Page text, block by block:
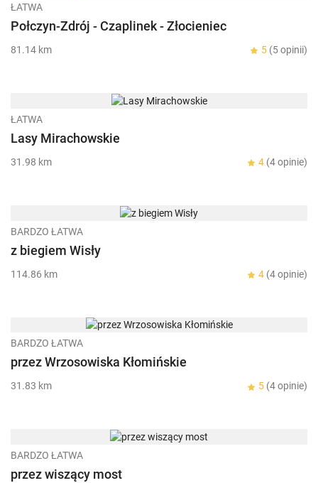
ŁATWA
Połczyn-Zdrój - Czaplinek - Złocieniec
81.14 km 5 (5 opinii)
ŁATWA
Lasy Mirachowskie
31.98 km 4 (4 opinie)
BARDZO ŁATWA
z biegiem Wisły
114.86 km 4 (4 opinie)
BARDZO ŁATWA
przez Wrzosowiska Kłomińskie
31.83 km 5 (4 opinie)
BARDZO ŁATWA
przez wiszący most